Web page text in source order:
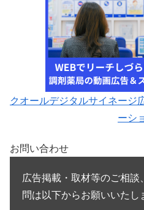
クオールデジタルサイネージ
ーシ
お問い合わせ
広告掲載・取材等のご相
問は以下からお願いいたし